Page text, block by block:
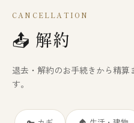
CANCELLATION
📤 解約
退去・解約のお手続きから精
す。